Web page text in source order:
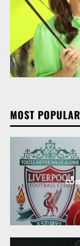
MOST POPULAR
လီဗ